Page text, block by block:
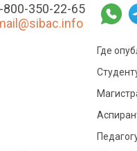
800-350-22-65
Где